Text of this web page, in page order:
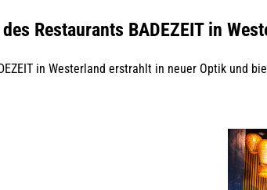
Restaurants BADEZEIT in
in Westerland erstrahlt in neuer Optik und